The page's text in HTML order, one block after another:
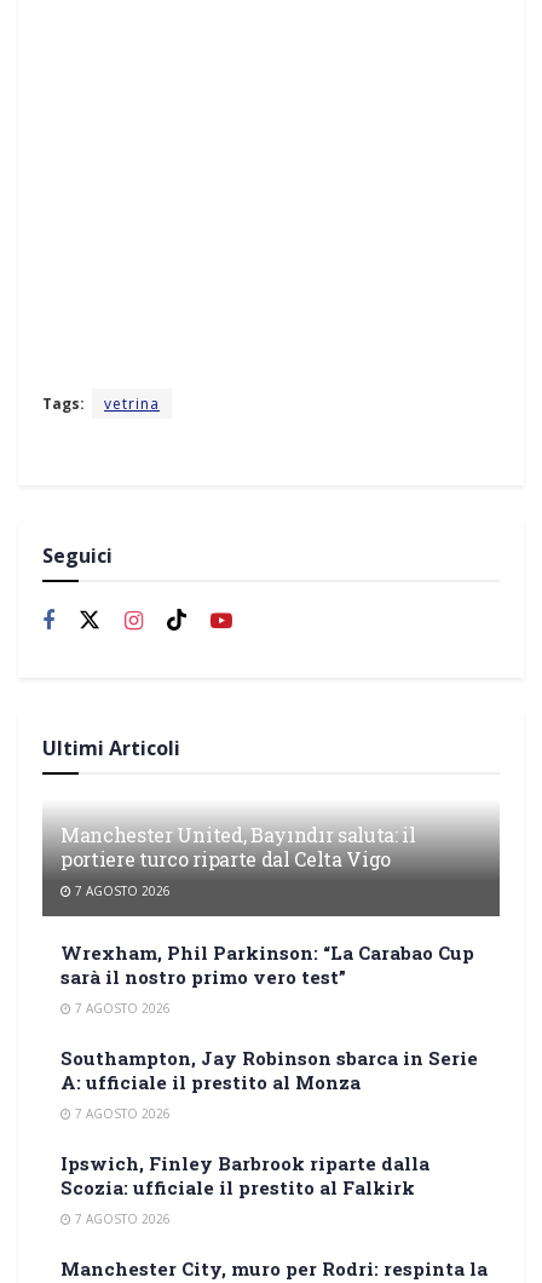
Tags: vetrina
Seguici
Ultimi Articoli
Manchester United, Bayındır saluta: il
portiere turco riparte dal Celta Vigo
7 AGOSTO 2026
Wrexham, Phil Parkinson: “La Carabao Cup
sarà il nostro primo vero test”
7 AGOSTO 2026
Southampton, Jay Robinson sbarca in Serie
A: ufficiale il prestito al Monza
7 AGOSTO 2026
Ipswich, Finley Barbrook riparte dalla
Scozia: ufficiale il prestito al Falkirk
7 AGOSTO 2026
Manchester City, muro per Rodri: respinta la